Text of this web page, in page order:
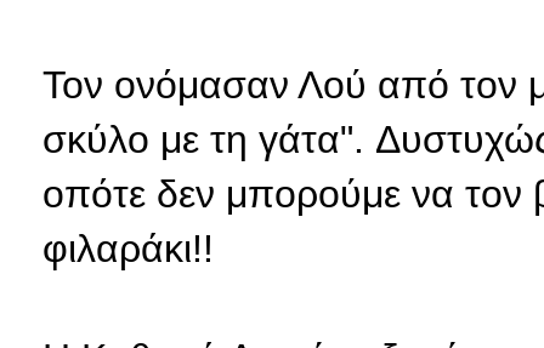
Τον ονόμασαν Λού από τον
σκύλο με τη γάτα".
οπότε δεν μπορούμε να τον
φιλαράκι!!